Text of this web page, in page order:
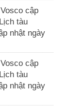
cập
tàu
nhật ngày
cập
tàu
nhật ngày